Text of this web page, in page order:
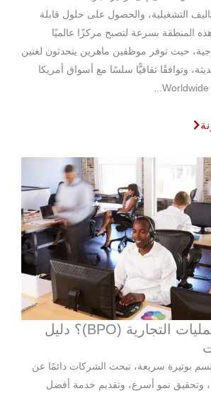
التشغيلية، والحصول على حلول قابلة
المنطقة بسرعة لتصبح مركزًا عالميًا
حيث توفر موظفين ماهرين يتحدثون لغتين
وتوافقًا ثقافيًّا سلسًا مع أسواق أمريكا
ما هو تعهيد العمليات التجارية (BPO)؟ دليل
بوتيرة سريعة، تبحث الشركات دائمًا عن
وتحقيق نمو أسرع، وتقديم خدمة أفضل